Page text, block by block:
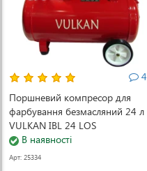
4
Поршневий компресор для
фарбування безмасляний 24 л
VULKAN IBL 24 LOS
В наявності
Арт: 25334